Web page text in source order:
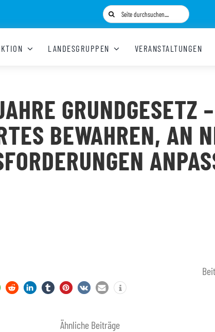
Suche
nach:
LANDESGRUPPEN VERANSTALTUNGEN
GRUNDGESETZ –
BEWAHREN, AN
Ähnliche Beiträge